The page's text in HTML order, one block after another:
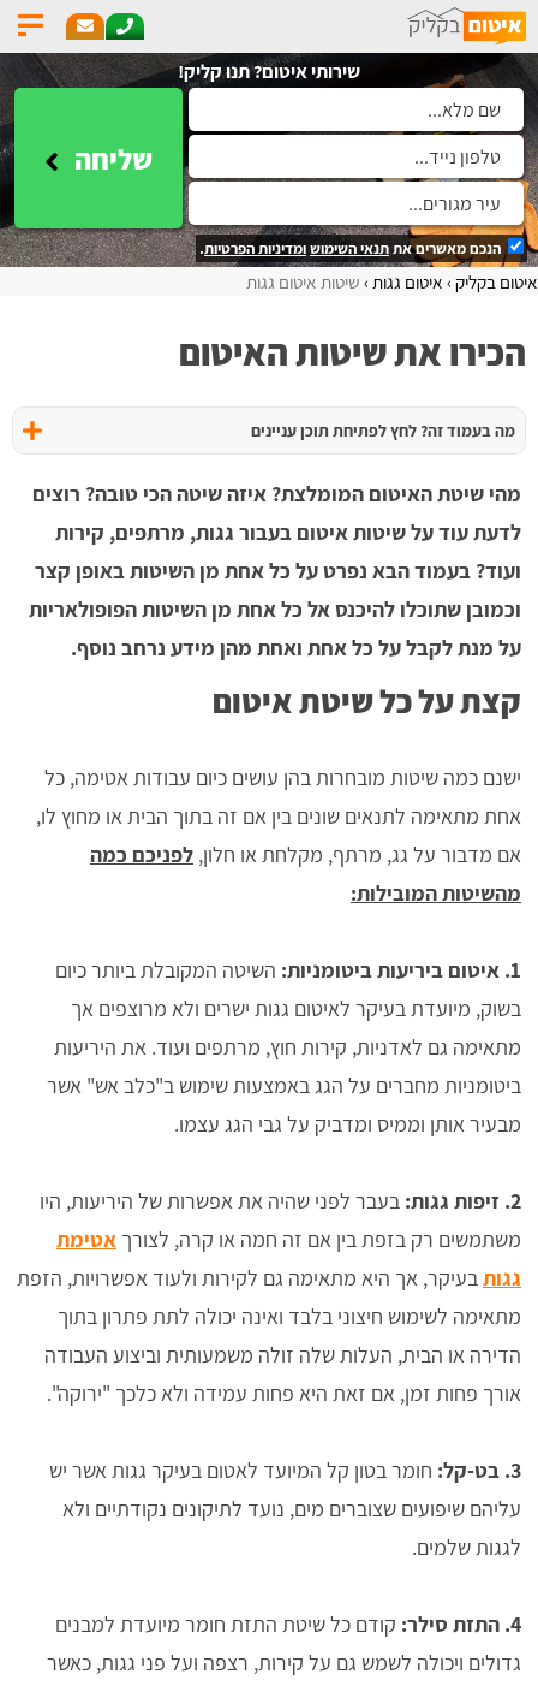
שירותי איטום? תנו קליק!
שליחה
הנכם מאשרים אתתנאי השימושומדיניות הפרטיות.
איטום בקליק איטום גגות שיטות איטום גגות
הכירו את שיטות האיטום
מה בעמוד זה? לחץ לפתיחת תוכן עניינים
מהי שיטת האיטום המומלצת? איזה שיטה הכי טובה? רוצים
לדעת עוד על שיטות איטום בעבור גגות, מרתפים, קירות
ועוד? בעמוד הבא נפרט על כל אחת מן השיטות באופן קצר
וכמובן שתוכלו להיכנס אל כל אחת מן השיטות הפופולאריות
על מנת לקבל על כל אחת ואחת מהן מידע נרחב נוסף.
קצת על כל שיטת איטום
ישנם כמה שיטות מובחרות בהן עושים כיום עבודות אטימה, כל
אחת מתאימה לתנאים שונים בין אם זה בתוך הבית או מחוץ לו,
אם מדבור על גג, מרתף, מקלחת או חלון, לפניכם כמה
מהשיטות המובילות:
1. איטום ביריעות ביטומניות:
השיטה המקובלת ביותר כיום
בשוק, מיועדת בעיקר לאיטום גגות ישרים ולא מרוצפים אך
מתאימה גם לאדניות, קירות חוץ, מרתפים ועוד. את היריעות
ביטומניות מחברים על הגג באמצעות שימוש ב"כלב אש" אשר
מבעיר אותן וממיס ומדביק על גבי הגג עצמו.
2. זיפות גגות:
בעבר לפני שהיה את אפשרות של היריעות, היו
משתמשים רק בזפת בין אם זה חמה או קרה, לצורך אטימת
גגותבעיקר, אך היא מתאימה גם לקירות ולעוד אפשרויות, הזפת
מתאימה לשימוש חיצוני בלבד ואינה יכולה לתת פתרון בתוך
הדירה או הבית, העלות שלה זולה משמעותית וביצוע העבודה
אורך פחות זמן, אם זאת היא פחות עמידה ולא כלכך "ירוקה".
3. בט-קל:
חומר בטון קל המיועד לאטום בעיקר גגות אשר יש
עליהם שיפועים שצוברים מים, נועד לתיקונים נקודתיים ולא
לגגות שלמים.
4. התזת סילר:
קודם כל שיטת התזת חומר מיועדת למבנים
גדולים ויכולה לשמש גם על קירות, רצפה ועל פני גגות, כאשר